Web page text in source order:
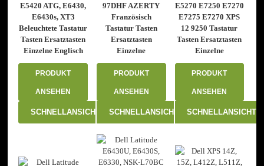
E5420 ATG, E6430,
E6430s, XT3
Beleuchtete Tastatur
Tasten Ersatztasten
Einzelne Englisch
PRODUKT
ANSEHEN
SCHNELLANSICHT
97DHF AZERTY
Französisch
Tastatur Tasten
Ersatztasten
Einzelne
PRODUKT
ANSEHEN
SCHNELLANSICHT
E5270 E7250 E7270
E7275 E7270 XPS
12 9250 Tastatur
Tasten Ersatztasten
Einzelne
PRODUKT
ANSEHEN
SCHNELLANSICHT